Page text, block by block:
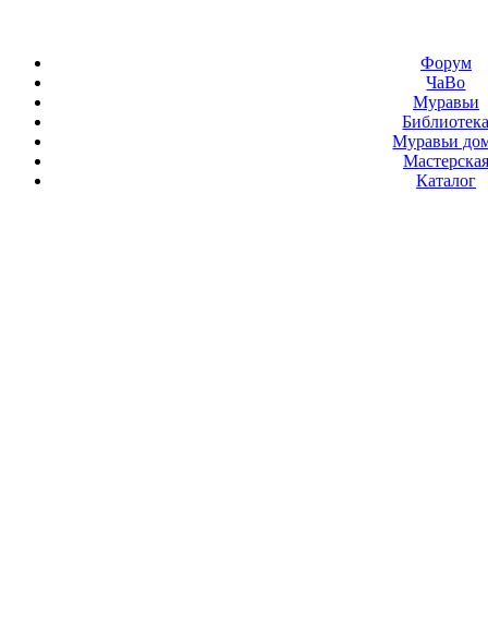
Форум
ЧаВо
Муравьи
Муравьи
Мастерская
Каталог